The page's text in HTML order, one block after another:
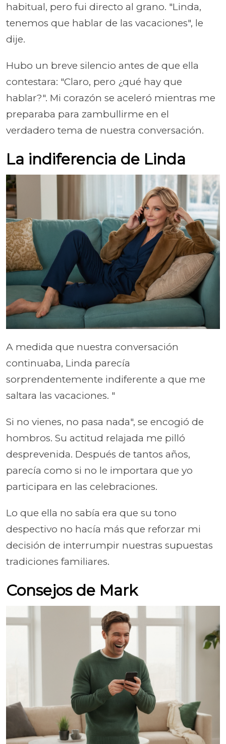
habitual, pero fui directo al grano. "Linda,
tenemos que hablar de las vacaciones", le
dije.
Hubo un breve silencio antes de que ella
contestara: "Claro, pero ¿qué hay que
hablar?". Mi corazón se aceleró mientras me
preparaba para zambullirme en el
verdadero tema de nuestra conversación.
La indiferencia de Linda
A medida que nuestra conversación
continuaba, Linda parecía
sorprendentemente indiferente a que me
saltara las vacaciones. "
Si no vienes, no pasa nada", se encogió de
hombros. Su actitud relajada me pilló
desprevenida. Después de tantos años,
parecía como si no le importara que yo
participara en las celebraciones.
Lo que ella no sabía era que su tono
despectivo no hacía más que reforzar mi
decisión de interrumpir nuestras supuestas
tradiciones familiares.
Consejos de Mark